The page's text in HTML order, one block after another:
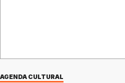
AGENDA CULTURAL